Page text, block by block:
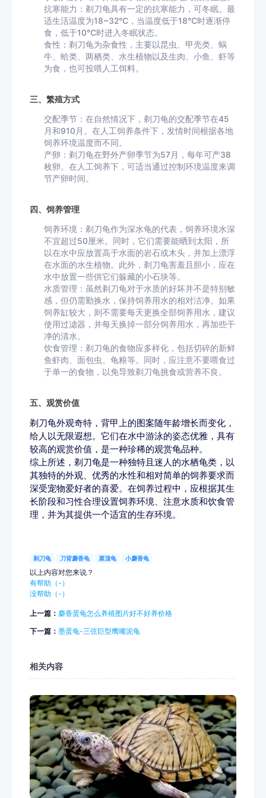
抗寒能力：剃刀龟具有一定的抗寒能力，可冬眠。最
适生活温度为18~32℃，当温度低于18℃时逐渐停
食，低于10℃时进入冬眠状态。
食性：剃刀龟为杂食性，主要以昆虫、甲壳类、蜗
牛、蛤类、两栖类、水生植物以及生肉、小鱼、虾等
为食，也可投喂人工饵料。
三、繁殖方式
交配季节：在自然情况下，剃刀龟的交配季节在45
月和910月。在人工饲养条件下，发情时间根据各地
饲养环境温度而不同。
产卵：剃刀龟在野外产卵季节为57月，每年可产38
枚卵。在人工饲养下，可适当通过控制环境温度来调
节产卵时间。
四、饲养管理
饲养环境：剃刀龟作为深水龟的代表，饲养环境水深
不宜超过50厘米。同时，它们需要能晒到太阳，所
以在水中应放置高于水面的岩石或木头，并加上漂浮
在水面的水生植物。此外，剃刀龟害羞且胆小，应在
水中放置一些供它们躲藏的小石块等。
水质管理：虽然剃刀龟对于水质的好坏并不是特别敏
感，但仍需勤换水，保持饲养用水的相对洁净。如果
饲养缸较大，则不需要每天更换全部饲养用水，建议
使用过滤器，并每天换掉一部分饲养用水，再加些干
净的清水。
饮食管理：剃刀龟的食物应多样化，包括切碎的新鲜
鱼虾肉、面包虫、龟粮等。同时，应注意不要喂食过
于单一的食物，以免导致剃刀龟挑食或营养不良。
五、观赏价值
剃刀龟外观奇特，背甲上的图案随年龄增长而变化，
给人以无限遐想。它们在水中游泳的姿态优雅，具有
较高的观赏价值，是一种珍稀的观赏龟品种。
综上所述，剃刀龟是一种独特且迷人的水栖龟类，以
其独特的外观、优秀的水性和相对简单的饲养要求而
深受宠物爱好者的喜爱。在饲养过程中，应根据其生
长阶段和习性合理设置饲养环境、注意水质和饮食管
理，并为其提供一个适宜的生存环境。
剃刀龟 刀背麝香龟 屋顶龟 小麝香龟
以上内容对您来说？
有帮助（- ）
没帮助（- ）
上一篇： 麝香蛋龟怎么养殖图片好不好养价格
下一篇： 墨蛋龟-三弦巨型鹰嘴泥龟
相关内容